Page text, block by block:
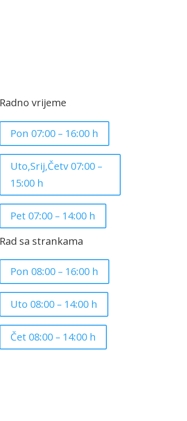
Radno vrijeme
Pon 07:00 – 16:00 h
Uto,Srij,Četv 07:00 –
15:00 h
Pet 07:00 – 14:00 h
Rad sa strankama
Pon 08:00 – 16:00 h
Uto 08:00 – 14:00 h
Čet 08:00 – 14:00 h